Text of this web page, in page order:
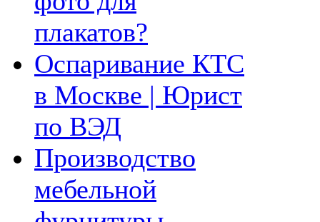
плакатов?
Оспаривание КТС
в Москве | Юрист
по ВЭД
Производство
мебельной